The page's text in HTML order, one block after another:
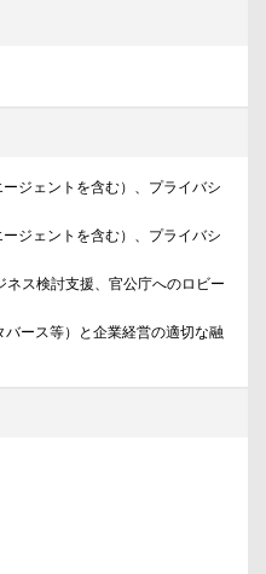
ジェントを含む）、プライバシ
ジェントを含む）、プライバシ
ネス検討支援、官公庁へのロビー
バース等）と企業経営の適切な融